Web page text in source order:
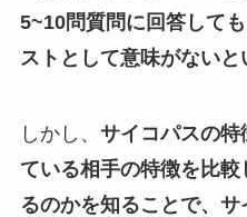
5~10問質問に回答して
ストとして意味がないと
しかし、 サイコパスの特
ている相手の特徴を比
るのかを知ることで、